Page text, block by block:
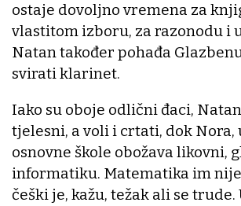
ostaje dovoljno vremena za
vlastitom izboru, za razonodu i
Natan također pohađa
svirati klarinet.
Iako su oboje odlični đaci,
tjelesni, a voli i crtati, dok Nora,
osnovne škole obožava likovni,
informatiku. Matematika im nije
češki je, kažu, težak ali se trude.